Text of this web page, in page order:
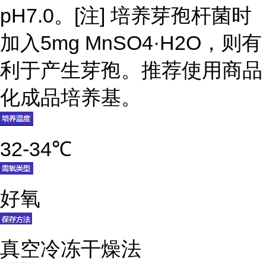
pH7.0。[注] 培养芽孢杆菌时
加入5mg MnSO4·H2O，则有
利于产生芽孢。推荐使用商品
化成品培养基。
32-34℃
好氧
真空冷冻干燥法